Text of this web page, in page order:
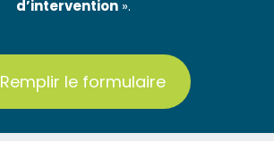
d’intervention ».
Remplir le formulaire